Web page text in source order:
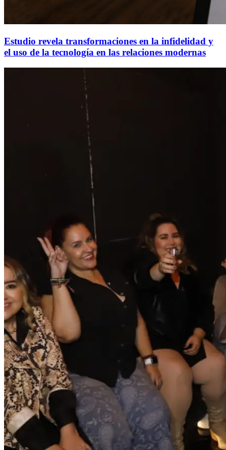
Estudio revela transformaciones en la infidelidad y
el uso de la tecnología en las relaciones modernas